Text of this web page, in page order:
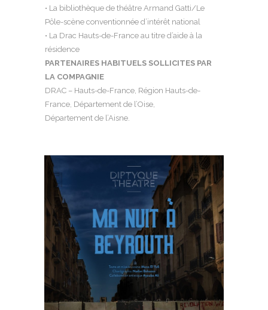
• La bibliothèque de théâtre Armand Gatti/Le
Pôle-scène conventionnée d’intérêt national
• La Drac Hauts-de-France au titre d’aide à la
résidence
PARTENAIRES HABITUELS SOLLICITES PAR
LA COMPAGNIE
DRAC – Hauts-de-France, Région Hauts-de-
France, Département de l’Oise,
Département de l’Aisne.